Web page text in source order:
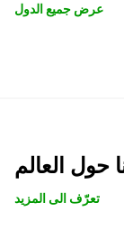
عرض جميع الدول
حول العالم
تعرّف الى المزيد